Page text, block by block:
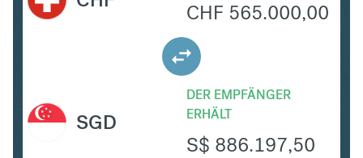
CHF 565.000,00
DER EMPFÄNGER
ERHÄLT
S$ 886.197,50
SGD